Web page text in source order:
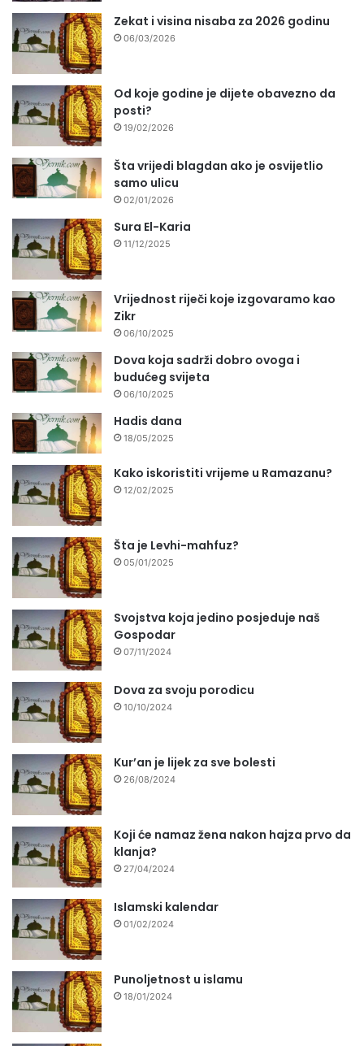
Zekat i visina nisaba za 2026 godinu
06/03/2026
Od koje godine je dijete obavezno da
posti?
19/02/2026
Šta vrijedi blagdan ako je osvijetlio
samo ulicu
02/01/2026
Sura El-Karia
11/12/2025
Vrijednost riječi koje izgovaramo kao
Zikr
06/10/2025
Dova koja sadrži dobro ovoga i
budućeg svijeta
06/10/2025
Hadis dana
18/05/2025
Kako iskoristiti vrijeme u Ramazanu?
12/02/2025
Šta je Levhi-mahfuz?
05/01/2025
Svojstva koja jedino posjeduje naš
Gospodar
07/11/2024
Dova za svoju porodicu
10/10/2024
Kur’an je lijek za sve bolesti
26/08/2024
Koji će namaz žena nakon hajza prvo da
klanja?
27/04/2024
Islamski kalendar
01/02/2024
Punoljetnost u islamu
18/01/2024